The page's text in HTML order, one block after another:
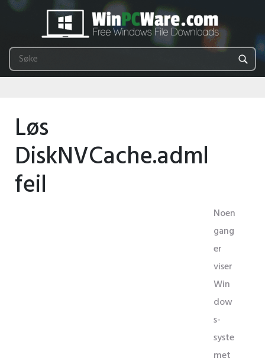
Løs
DiskNVCache.adml
feil
Noen
gang
er
viser
Win
dow
s-
syste
met